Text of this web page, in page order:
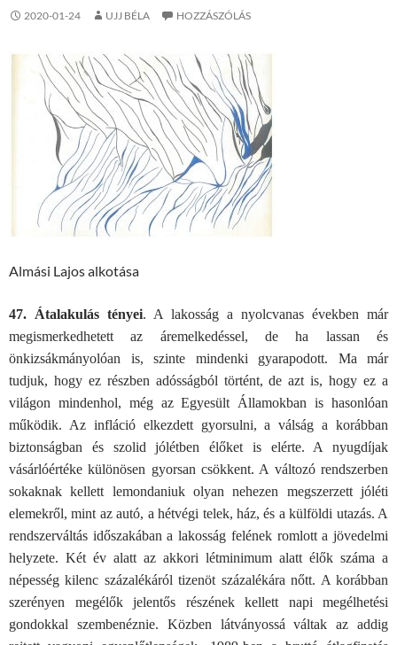
2020-01-24 UJJ BÉLA HOZZÁSZÓLÁS
Almási Lajos alkotása
47. Átalakulás tényei. A lakosság a nyolcvanas években már
megismerkedhetett az áremelkedéssel, de ha lassan és
önkizsákmányolóan is, szinte mindenki gyarapodott. Ma már
tudjuk, hogy ez részben adósságból történt, de azt is, hogy ez a
világon mindenhol, még az Egyesült Államokban is hasonlóan
működik. Az infláció elkezdett gyorsulni, a válság a korábban
biztonságban és szolid jólétben élőket is elérte. A nyugdíjak
vásárlóértéke különösen gyorsan csökkent. A változó rendszerben
sokaknak kellett lemondaniuk olyan nehezen megszerzett jóléti
elemekről, mint az autó, a hétvégi telek, ház, és a külföldi utazás. A
rendszerváltás időszakában a lakosság felének romlott a jövedelmi
helyzete. Két év alatt az akkori létminimum alatt élők száma a
népesség kilenc százalékáról tizenöt százalékára nőtt. A korábban
szerényen megélők jelentős részének kellett napi megélhetési
gondokkal szembenéznie. Közben látványossá váltak az addig